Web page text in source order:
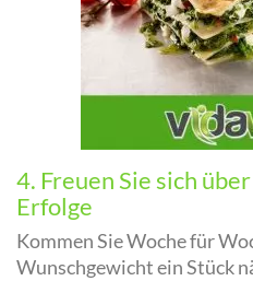
4. Freuen Sie sich
Erfolge
Kommen Sie Woche für
Wunschgewicht ein Stück